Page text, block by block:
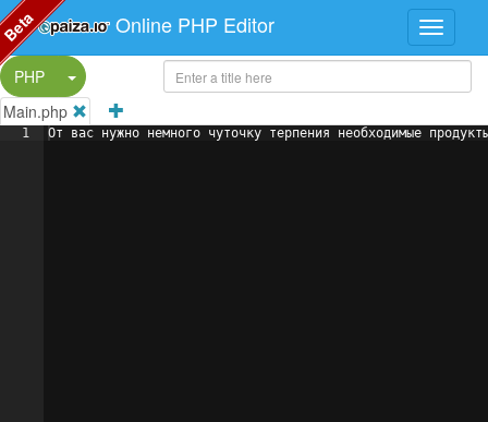
Online PHP Editor
PHP
Split Button!
Main.php
1 От вас нужно немного чуточку терпения необходимые